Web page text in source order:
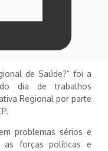
de Saúde?” foi a
dia de trabalhos
Regional por parte
problemas sérios e
as forças políticas e